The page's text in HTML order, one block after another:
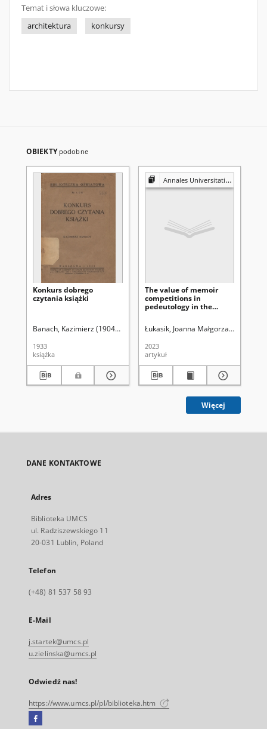
Temat i słowa kluczowe:
architektura
konkursy
OBIEKTY podobne
Konkurs dobrego
czytania książki
Banach, Kazimierz (1904-1985)
1933
książka
Annales Universitatis Mariae Curie-Skłodowska. Sectio J, Paedagogia-Psychologia
The value of memoir
competitions in
pedeutology in the
teachers and the
Łukasik, Joanna Małgorzata
2023
artykuł
Więcej
DANE KONTAKTOWE
Adres
Biblioteka UMCS
ul. Radziszewskiego 11
20-031 Lublin, Poland
Telefon
(+48) 81 537 58 93
E-Mail
j.startek@umcs.pl
u.zielinska@umcs.pl
Odwiedź nas!
https://www.umcs.pl/pl/biblioteka.htm
Facebook